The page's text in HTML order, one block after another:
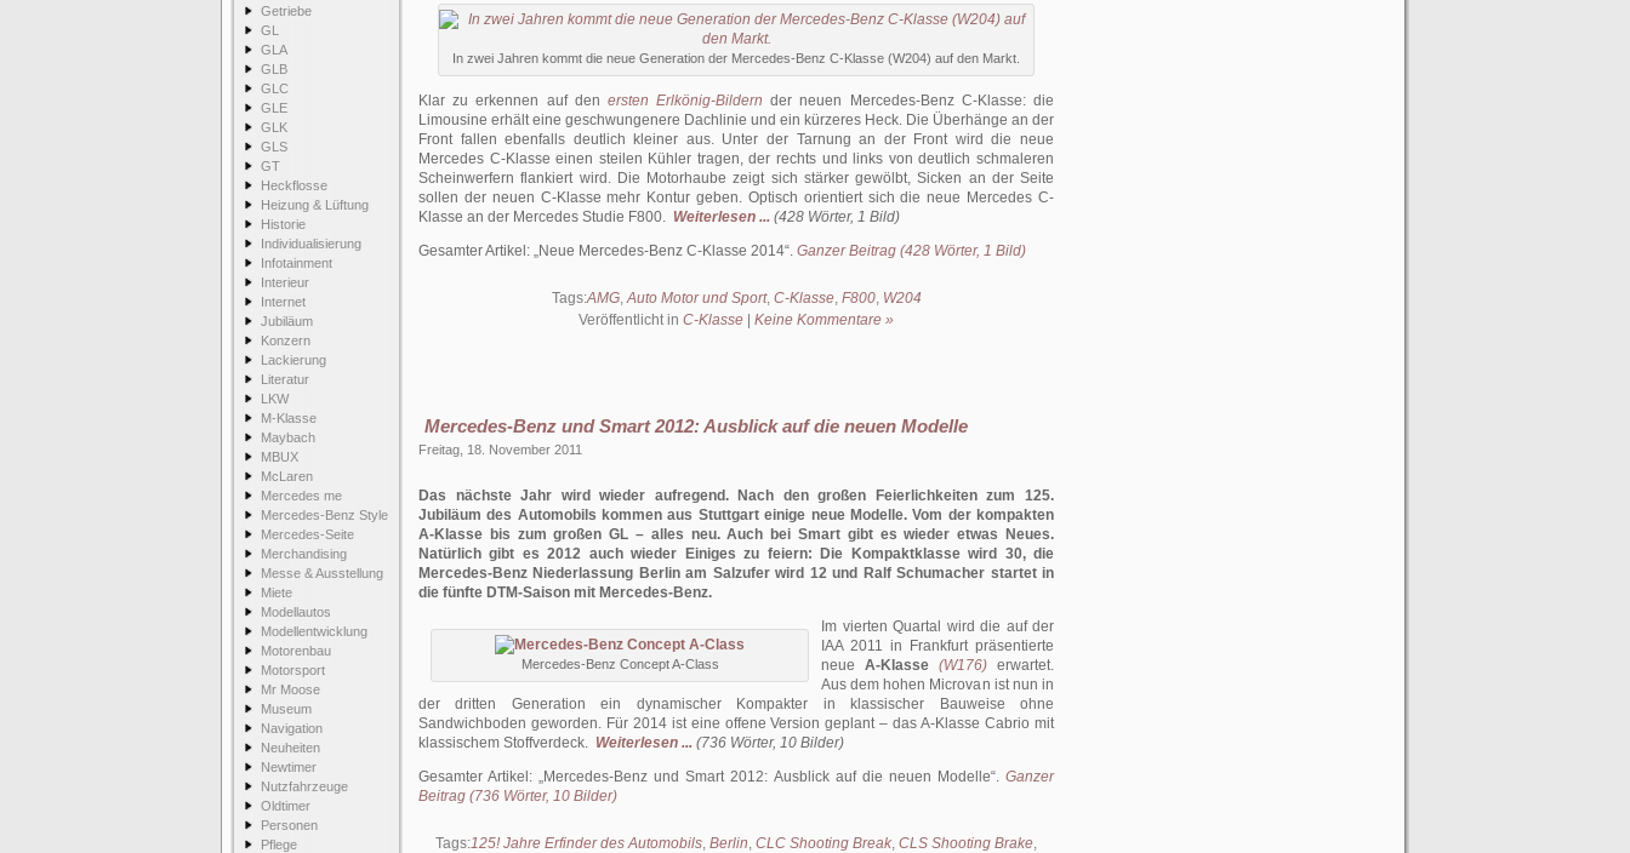
Getriebe
GL
GLA
GLB
GLC
GLE
GLK
GLS
GT
Heckflosse
Heizung & Lüftung
Historie
Individualisierung
Infotainment
Interieur
Internet
Jubiläum
Konzern
Lackierung
Literatur
LKW
M-Klasse
Maybach
MBUX
McLaren
Mercedes me
Mercedes-Benz Style
Mercedes-Seite
Merchandising
Messe & Ausstellung
Miete
Modellautos
Modellentwicklung
Motorenbau
Motorsport
Mr Moose
Museum
Navigation
Neuheiten
Newtimer
Nutzfahrzeuge
Oldtimer
Personen
Pflege
In zwei Jahren kommt die neue Generation der Mercedes-Benz C-Klasse (W204) auf den Markt.
Klar zu erkennen auf den ersten Erlkönig-Bildern der neuen Mercedes-Benz C-Klasse: die
Limousine erhält eine geschwungenere Dachlinie und ein kürzeres Heck. Die Überhänge an der
Front fallen ebenfalls deutlich kleiner aus. Unter der Tarnung an der Front wird die neue
Mercedes C-Klasse einen steilen Kühler tragen, der rechts und links von deutlich schmaleren
Scheinwerfern flankiert wird. Die Motorhaube zeigt sich stärker gewölbt, Sicken an der Seite
sollen der neuen C-Klasse mehr Kontur geben. Optisch orientiert sich die neue Mercedes C-
Klasse an der Mercedes Studie F800. Weiterlesen ... (428 Wörter, 1 Bild)
Gesamter Artikel:
Neue Mercedes-Benz C-Klasse 2014 . Ganzer Beitrag (428 Wörter, 1 Bild)
Tags:AMG,Auto Motor und Sport, C-Klasse, F800, W204
Veröffentlicht in C-Klasse Keine Kommentare »
Mercedes-Benz und Smart 2012: Ausblick auf die neuen Modelle
Freitag, 18. November 2011
Das nächste Jahr wird wieder aufregend. Nach den großen Feierlichkeiten zum 125.
Jubiläum des Automobils kommen aus Stuttgart einige neue Modelle. Vom der kompakten
A-Klasse bis zum großen GL – alles neu. Auch bei Smart gibt es wieder etwas Neues.
Natürlich gibt es 2012 auch wieder Einiges zu feiern: Die Kompaktklasse wird 30, die
Mercedes-Benz Niederlassung Berlin am Salzufer wird 12 und Ralf Schumacher startet in
die fünfte DTM-Saison mit Mercedes-Benz.
Mercedes-Benz Concept A-Class
Im vierten Quartal wird die auf der
IAA 2011 in Frankfurt präsentierte
neue A-Klasse (W176) erwartet.
Aus dem hohen Microvan ist nun in
der dritten Generation ein dynamischer Kompakter in klassischer Bauweise ohne
Sandwichboden geworden. Für 2014 ist eine offene Version geplant – das A-Klasse Cabrio mit
klassischem Stoffverdeck. Weiterlesen ... (736 Wörter, 10 Bilder)
Gesamter Artikel: Mercedes-Benz und Smart 2012: Ausblick auf die neuen Modelle .Ganzer
Beitrag (736 Wörter, 10 Bilder)
Tags:125! Jahre Erfinder des Automobils, Berlin, CLC Shooting Break, CLS Shooting Brake,